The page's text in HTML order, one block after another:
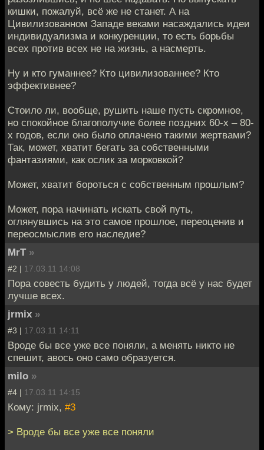
кишки, пожалуй, всё же не станет. А на
Цивилизованном Западе веками насаждались идеи
индивидуализма и конкуренции, то есть борьбы
всех против всех не на жизнь, а насмерть.
Ну и кто гуманнее? Кто цивилизованнее? Кто
эффективнее?
Стоило ли, вообще, рушить наше пусть скромное,
но спокойное благополучие более поздних 60-х – 80-
х годов, если оно было оплачено такими жертвами?
Так, может, хватит бегать за собственными
фантазиями, как ослик за морковкой?
Может, хватит бороться с собственным прошлым?
Может, пора начинать искать свой путь,
оглянувшись на это самое прошлое, переоценив и
переосмыслив его наследие?
MrT »
#2 | 17.03.11 14:08
Пора совесть будить у людей, тогда всё у нас будет
лучше всех.
jrmix »
#3 | 17.03.11 14:11
Вроде бы все уже все поняли, а менять никто не
спешит, авось оно само образуется.
milo »
#4 | 17.03.11 14:15
Кому: jrmix, #3
> Вроде бы все уже все поняли